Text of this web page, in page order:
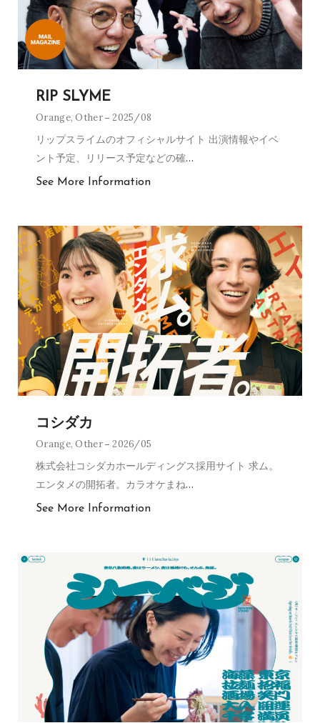
RIP SLYME
Orange,Other 2025/08
リップスライムのオフィシャルサイト 出演情報やイベ
ント予定、リリース予定などの確…
See More Information
コシダカ
Orange,Other 2026/05
株式会社コシダカホールディングス採用サイト 求ム。
エンタメの開拓者。カラオケまね…
See More Information